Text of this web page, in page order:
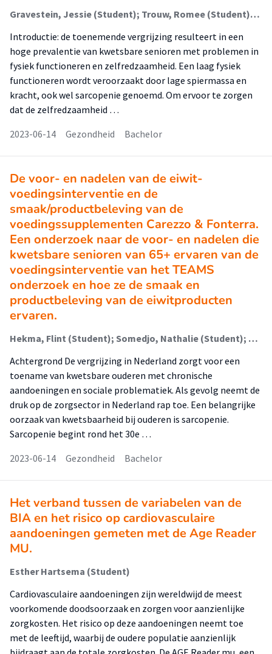
Gravestein, Jessie (Student); Trouw, Romee (Student); Benali, Mohammed; Tieland, Michael
Introductie: de toenemende vergrijzing resulteert in een
hoge prevalentie van kwetsbare senioren met problemen in
fysiek functioneren en zelfredzaamheid. Een laag fysiek
functioneren wordt veroorzaakt door lage spiermassa en
kracht, ook wel sarcopenie genoemd. Om ervoor te zorgen
dat de zelfredzaamheid …
2023-06-14
Gezondheid Bachelor
De voor- en nadelen van de eiwit-
voedingsinterventie en de
smaak/productbeleving van de
voedingssupplementen Carezzo & Fonterra.
Een onderzoek naar de voor- en nadelen die
kwetsbare senioren van 65+ ervaren van de
voedingsinterventie van het TEAMS
onderzoek en hoe ze de smaak en
productbeleving van de eiwitproducten
ervaren.
Hekma, Flint (Student); Somedjo, Nathalie (Student); Benali, Mohammed; Dogan, Beyza
Achtergrond De vergrijzing in Nederland zorgt voor een
toename van kwetsbare ouderen met chronische
aandoeningen en sociale problematiek. Als gevolg neemt de
druk op de zorgsector in Nederland rap toe. Een belangrijke
oorzaak van kwetsbaarheid bij ouderen is sarcopenie.
Sarcopenie begint rond het 30e …
2023-06-14
Gezondheid Bachelor
Het verband tussen de variabelen van de
BIA en het risico op cardiovasculaire
aandoeningen gemeten met de Age Reader
MU.
Esther Hartsema (Student)
Cardiovasculaire aandoeningen zijn wereldwijd de meest
voorkomende doodsoorzaak en zorgen voor aanzienlijke
zorgkosten. Het risico op deze aandoeningen neemt toe
met de leeftijd, waarbij de oudere populatie aanzienlijk